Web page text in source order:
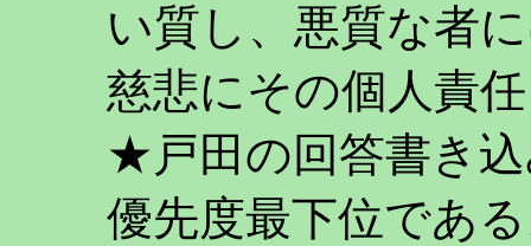
い質し、悪質な者
慈悲にその個人責
★戸田の回答書き
優先度最下位であ